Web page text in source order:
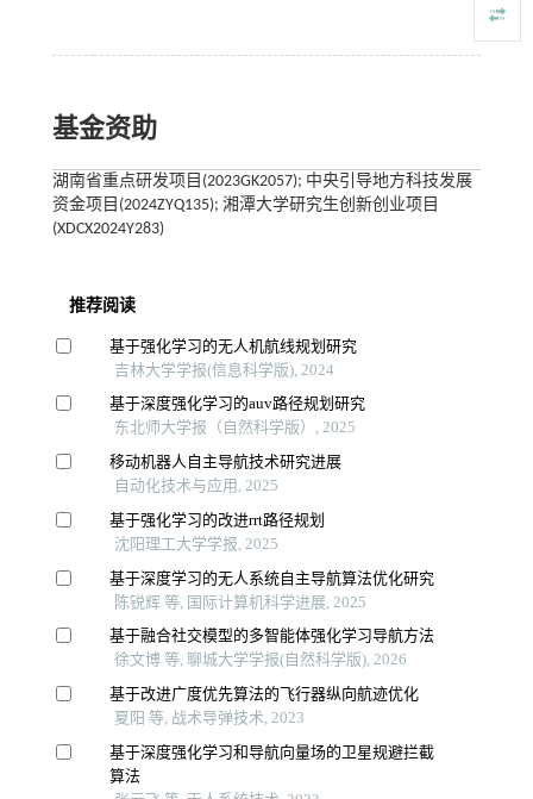
基金资助
湖南省重点研发项目(2023GK2057); 中央引导地方科技发展
资金项目(2024ZYQ135); 湘潭大学研究生创新创业项目
(XDCX2024Y283)